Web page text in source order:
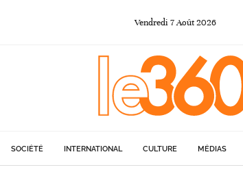
Vendredi 7Août 2026
SOCIÉTÉ INTERNATIONAL CULTURE MÉDIAS